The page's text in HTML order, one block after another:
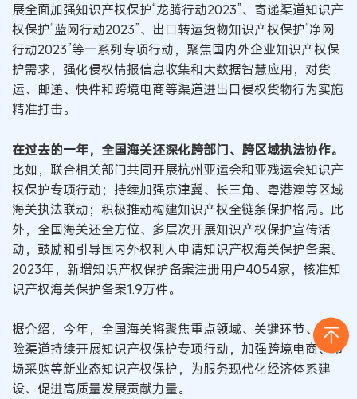
展全面加强知识产权保护“龙腾行动2023”、寄递渠道知识产
权保护“蓝网行动2023”、出口转运货物知识产权保护“净网
行动2023”等一系列专项行动，聚焦国内外企业知识产权保
护需求，强化侵权情报信息收集和大数据智慧应用，对货
运、邮递、快件和跨境电商等渠道进出口侵权货物行为实施
精准打击。
在过去的一年，全国海关还深化跨部门、跨区域执法协作。
比如，联合相关部门共同开展杭州亚运会和亚残运会知识产
权保护专项行动；持续加强京津冀、长三角、粤港澳等区域
海关执法联动；积极推动构建知识产权全链条保护格局。此
外，全国海关还全方位、多层次开展知识产权保护宣传活
动，鼓励和引导国内外权利人申请知识产权海关保护备案。
2023年，新增知识产权保护备案注册用户4054家，核准知
识产权海关保护备案1.9万件。
据介绍，今年，全国海关将聚焦重点领域、关键环节、高风
险渠道持续开展知识产权保护专项行动，加强跨境电商、市
场采购等新业态知识产权保护，为服务现代化经济体系建
设、促进高质量发展贡献力量。